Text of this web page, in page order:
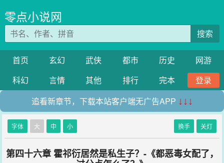
零点小说网
搜索
首页 玄幻 武侠 都市 历史
网游
科幻
言情 其他 排行 完本
登录
追看新章节，下载本站客户端无广告APP ↓↓↓
字体 大 中 小 换手 关灯
第四十六章 霍祁衍居然是私生子？-《都恶毒女配了，